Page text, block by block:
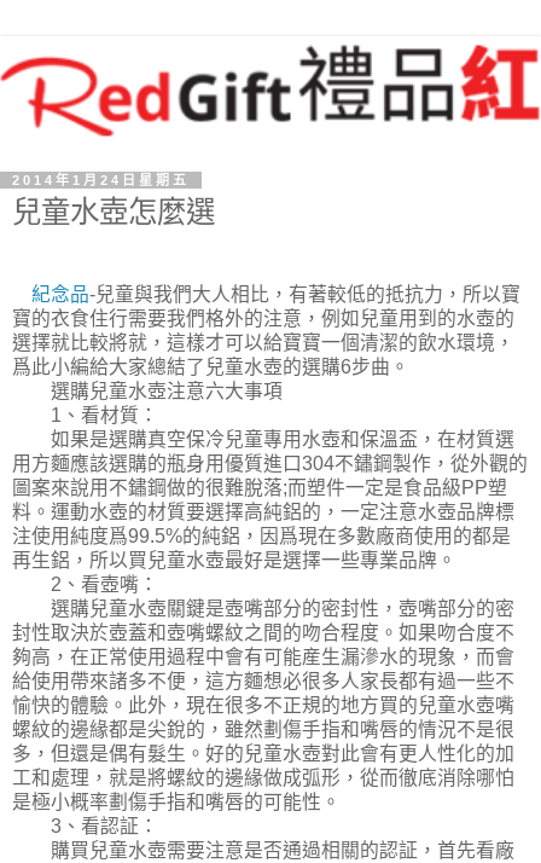
2014年1月24日星期五
兒童水壺怎麼選
紀念品-兒童與我們大人相比，有著較低的抵抗力，所以寶
寶的衣食住行需要我們格外的注意，例如兒童用到的水壺的
選擇就比較將就，這樣才可以給寶寶一個清潔的飲水環境，
爲此小編給大家總結了兒童水壺的選購6步曲。
選購兒童水壺注意六大事項
1、看材質：
如果是選購真空保冷兒童專用水壺和保溫盃，在材質選
用方麵應該選購的瓶身用優質進口304不鏽鋼製作，從外觀的
圖案來說用不鏽鋼做的很難脫落;而塑件一定是食品級PP塑
料。運動水壺的材質要選擇高純鋁的，一定注意水壺品牌標
注使用純度爲99.5%的純鋁，因爲現在多數廠商使用的都是
再生鋁，所以買兒童水壺最好是選擇一些專業品牌。
2、看壺嘴：
選購兒童水壺關鍵是壺嘴部分的密封性，壺嘴部分的密
封性取決於壺蓋和壺嘴螺紋之間的吻合程度。如果吻合度不
夠高，在正常使用過程中會有可能産生漏滲水的現象，而會
給使用帶來諸多不便，這方麵想必很多人家長都有過一些不
愉快的體驗。此外，現在很多不正規的地方買的兒童水壺嘴
螺紋的邊緣都是尖銳的，雖然劃傷手指和嘴唇的情況不是很
多，但還是偶有髮生。好的兒童水壺對此會有更人性化的加
工和處理，就是將螺紋的邊緣做成弧形，從而徹底消除哪怕
是極小概率劃傷手指和嘴唇的可能性。
3、看認証：
購買兒童水壺需要注意是否通過相關的認証，首先看廠